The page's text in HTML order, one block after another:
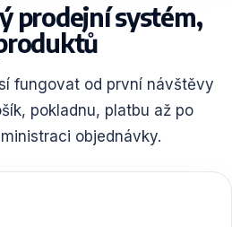
prodejní systém,
fungovat od první návštěvy
pokladnu, platbu až po
objednávky.